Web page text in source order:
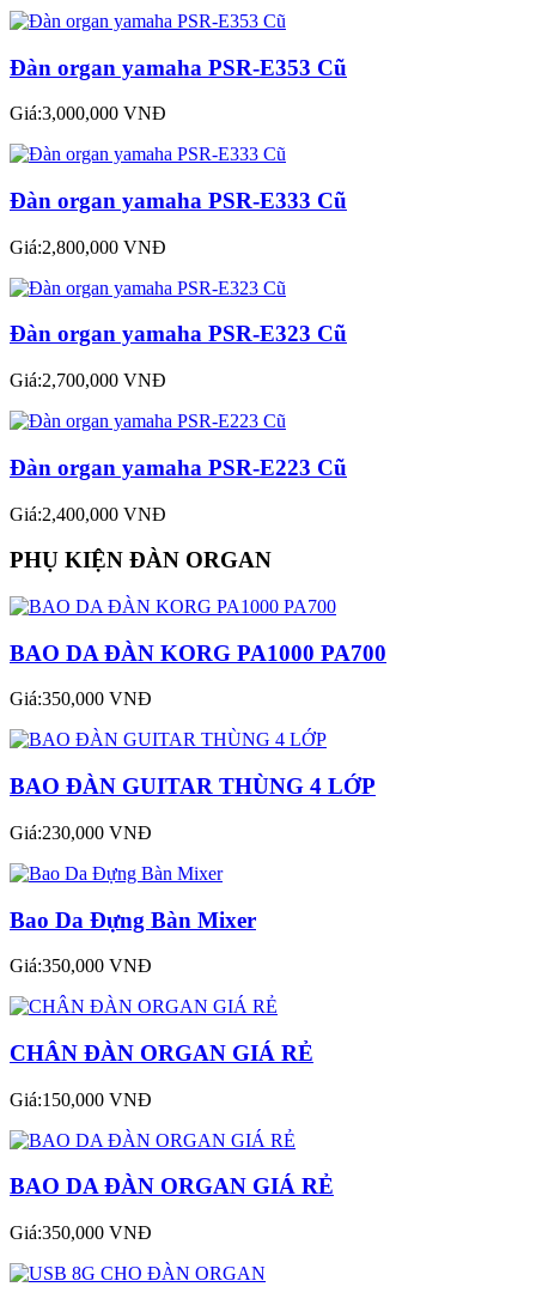
Đàn organ yamaha PSR-E353 Cũ
Giá:3,000,000 VNĐ
Đàn organ yamaha PSR-E333 Cũ
Giá:2,800,000 VNĐ
Đàn organ yamaha PSR-E323 Cũ
Giá:2,700,000 VNĐ
Đàn organ yamaha PSR-E223 Cũ
Giá:2,400,000 VNĐ
PHỤ KIỆN ĐÀN ORGAN
BAO DA ĐÀN KORG PA1000 PA700
Giá:350,000 VNĐ
BAO ĐÀN GUITAR THÙNG 4 LỚP
Giá:230,000 VNĐ
Bao Da Đựng Bàn Mixer
Giá:350,000 VNĐ
CHÂN ĐÀN ORGAN GIÁ RẺ
Giá:150,000 VNĐ
BAO DA ĐÀN ORGAN GIÁ RẺ
Giá:350,000 VNĐ